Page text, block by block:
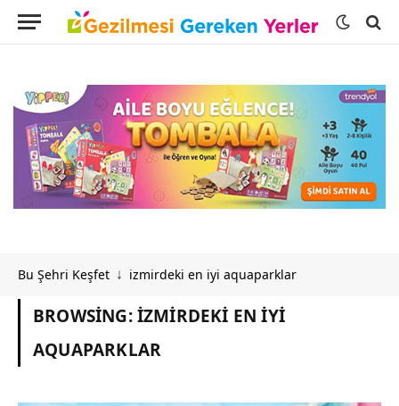
Bu Şehri Keşfet ↓ izmirdeki en iyi aquaparklar
BROWSING:IZMIRDEKI EN IYI
AQUAPARKLAR